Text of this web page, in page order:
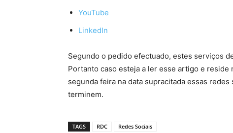
YouTube
LinkedIn
Segundo o pedido efectuado, estes serviços
Portanto caso esteja a ler esse artigo e reside
segunda feira na data supracitada essas
terminem.
TAGS RDC Redes Sociais